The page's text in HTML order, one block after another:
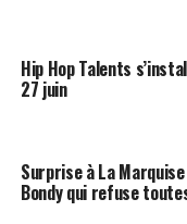
Hip Hop Talents
27 juin
Surprise à La
Bondy qui refuse